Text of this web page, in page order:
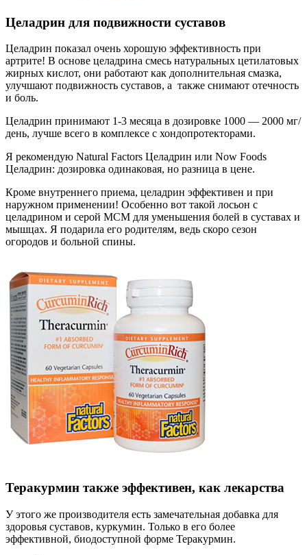
Целадрин для подвижности суставов
Целадрин показал очень хорошую эффективность при
артрите! В основе целадрина смесь натуральных цетилатовых
жирных кислот, они работают как дополнительная смазка,
улучшают подвижность суставов, а также снимают отечность
и боль.
Целадрин принимают 1-3 месяца в дозировке 1000 — 2000 мг/
день, лучше всего в комплексе с хондопротекторами.
Я рекомендую Natural Factors Целадрин или Now Foods
Целадрин: дозировка одинаковая, но разница в цене.
Кроме внутреннего приема, целадрин эффективен и при
наружном применении! Особенно вот такой лосьон с
целадрином и серой МСМ для уменьшения болей в суставах и
мышцах. Я подарила его родителям, ведь скоро сезон
огородов и больной спины.
Теракурмин также эффективен, как лекарства
У этого же производителя есть замечательная добавка для
здоровья суставов, куркумин. Только в его более
эффективной, биодоступной форме Теракурмин.